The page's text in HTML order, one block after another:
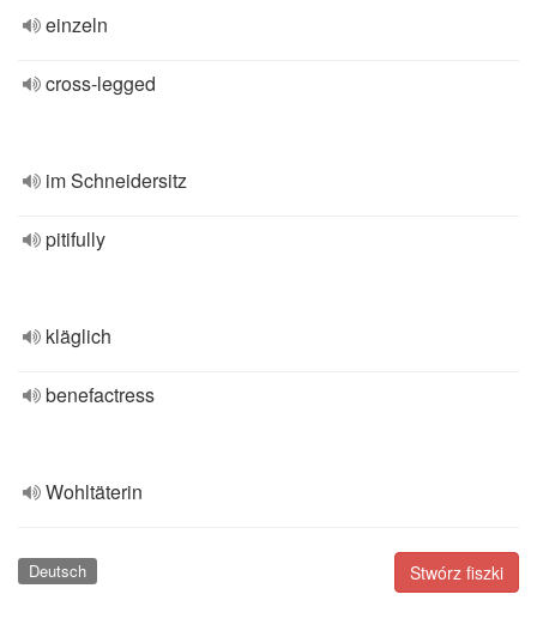
einzeln
cross-legged
im Schneidersitz
pitifully
kläglich
benefactress
Wohltäterin
Stwórz fiszki
Deutsch